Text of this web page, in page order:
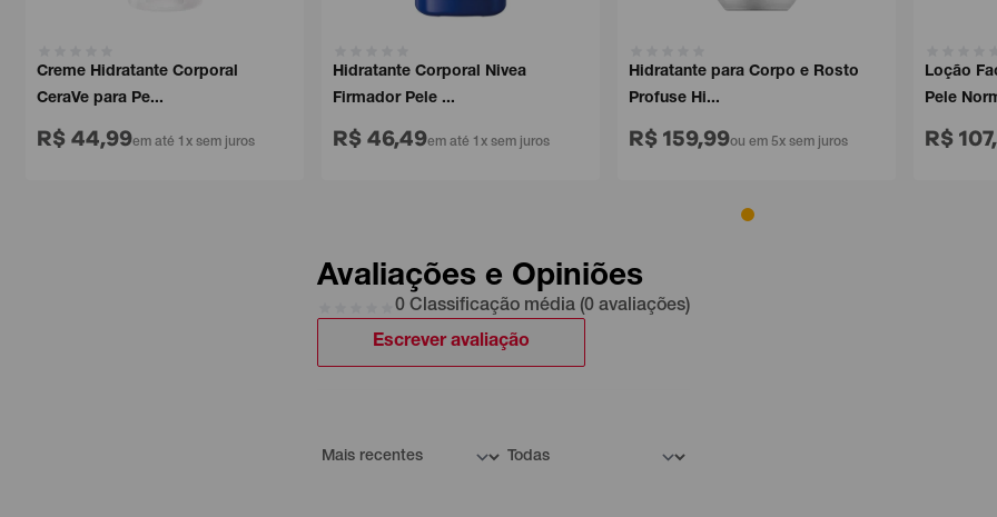
Creme Hidratante Corporal
CeraVe para Pe...
R$ 44,99em até 1x sem juros
Hidratante Corporal Nivea
Firmador Pele ...
R$ 46,49em até 1x sem juros
Hidratante para Corpo e Rosto
Profuse Hi...
R$ 159,99ou em 5x sem juros
Loção
Pele
R$
Avaliações e Opiniões
0 Classificação média (0 avaliações)
Escrever avaliação